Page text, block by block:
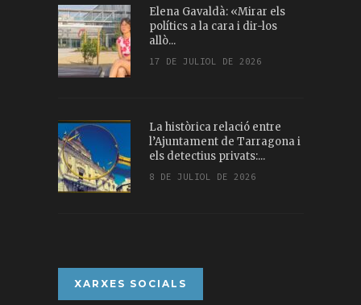
Elena Gavaldà: «Mirar els
polítics a la cara i dir-los
allò...
17 DE JULIOL DE 2026
La històrica relació entre
l’Ajuntament de Tarragona i
els detectius privats:...
8 DE JULIOL DE 2026
XARXES SOCIALS